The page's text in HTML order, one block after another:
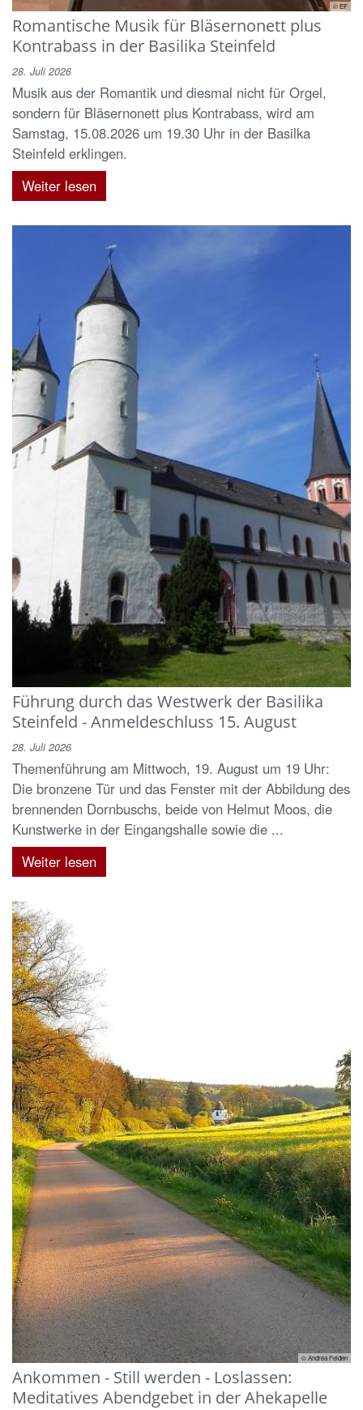
© EF
Romantische Musik für Bläsernonett plus
Kontrabass in der Basilika Steinfeld
28. Juli 2026
Musik aus der Romantik und diesmal nicht für Orgel,
sondern für Bläsernonett plus Kontrabass, wird am
Samstag, 15.08.2026 um 19.30 Uhr in der Basilka
Steinfeld erklingen.
Weiter lesen
Führung durch das Westwerk der Basilika
Steinfeld - Anmeldeschluss 15. August
28. Juli 2026
Themenführung am Mittwoch, 19. August um 19 Uhr:
Die bronzene Tür und das Fenster mit der Abbildung des
brennenden Dornbuschs, beide von Helmut Moos, die
Kunstwerke in der Eingangshalle sowie die ...
Weiter lesen
© Andrea Felden
Ankommen - Still werden - Loslassen:
Meditatives Abendgebet in der Ahekapelle